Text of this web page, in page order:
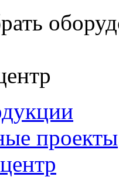
проекты